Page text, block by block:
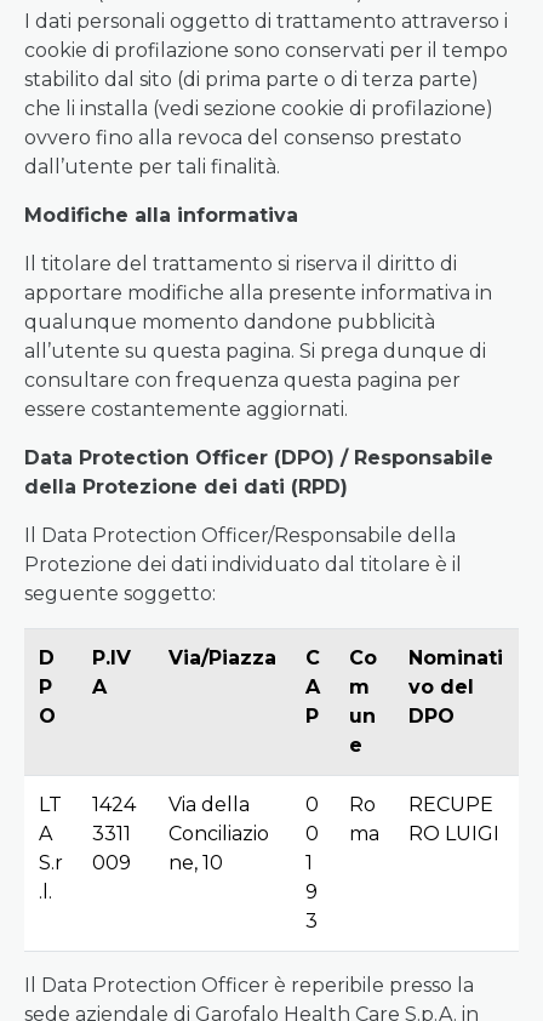
I dati personali oggetto di trattamento attraverso i
cookie di profilazione sono conservati per il tempo
stabilito dal sito (di prima parte o di terza parte)
che li installa (vedi sezione cookie di profilazione)
ovvero fino alla revoca del consenso prestato
dall’utente per tali finalità.
Modifiche alla informativa
Il titolare del trattamento si riserva il diritto di
apportare modifiche alla presente informativa in
qualunque momento dandone pubblicità
all’utente su questa pagina. Si prega dunque di
consultare con frequenza questa pagina per
essere costantemente aggiornati.
Data Protection Officer (DPO) / Responsabile
della Protezione dei dati (RPD)
Il Data Protection Officer/Responsabile della
Protezione dei dati individuato dal titolare è il
seguente soggetto:
D
P
O
P.IV
A
Via/Piazza
C
A
P
Co
m
un
e
Nominati
vo del
DPO
LT
A
S.r
.l.
1424
3311
009
Via della
Conciliazio
ne, 10
0
0
1
9
3
Ro
ma
RECUPE
RO LUIGI
Il Data Protection Officer è reperibile presso la
sede aziendale di Garofalo Health Care S.p.A. in